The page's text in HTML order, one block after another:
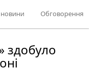
новини Обговорення
здобуло